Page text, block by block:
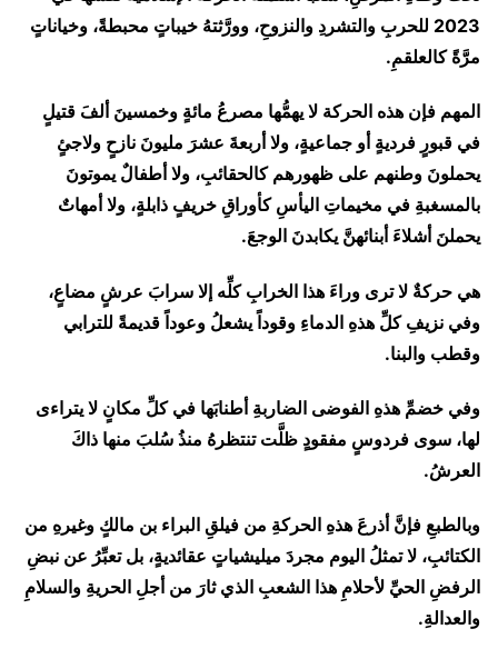
2023 للحربِ والتشردِ والنزوحِ، وورَّثتهُ خيباتٍ محبطةً، وخياناتٍ
مرَّةً كالعلقمِ.
المهم فإن هذه الحركة لا يهمُّها مصرعُ مائةٍ وخمسينَ ألفَ قتيلٍ
في قبورٍ فرديةٍ أو جماعيةٍ، ولا أربعةَ عشرَ مليونَ نازحٍ ولاجئٍ
يحملونَ وطنهم على ظهورهم كالحقائبِ، ولا أطفالٌ يموتونَ
بالمسغبةِ في مخيماتِ اليأسِ كأوراقِ خريفٍ ذابلةٍ، ولا أمهاتٌ
يحملنَ أشلاءَ أبنائهنَّ يكابدنَ الوجعَ.
هي حركةٌ لا ترى وراءَ هذا الخرابِ كلِّه إلا سرابَ عرشٍ مضاعٍ،
وفي نزيفِ كلِّ هذهِ الدماءِ وقوداً يشعلُ وعوداً قديمةً للترابي
وقطب والبنا.
وفي خضمِّ هذهِ الفوضى الضاربةِ أطنابَها في كلِّ مكانٍ لا يتراءى
لها، سوى فردوسٍ مفقودٍ ظلَّت تنتظرهُ منذُ سُلبَ منها ذاكَ
العرشُ.
وبالطبعِ فإنَّ أذرعَ هذهِ الحركةِ من فيلقِ البراء بن مالكٍ وغيرهِ من
الكتائبِ، لا تمثلُ اليوم مجردَ ميليشياتٍ عقائديةٍ، بل تعبِّرُ عن نبضِ
الرفضِ الحيِّ لأحلامِ هذا الشعبِ الذي ثارَ من أجلِ الحريةِ والسلامِ
والعدالةِ.